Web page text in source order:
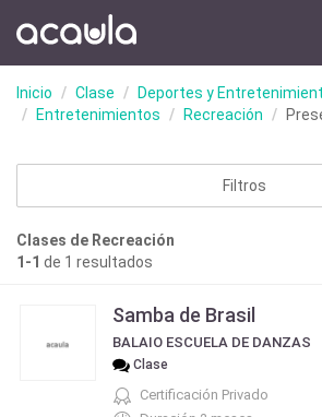
Inicio Clase
Deportes y
Entretenimientos
Recreación
Filtros
Clases de Recreación
1-1 de 1 resultados
Samba de Brasil
BALAIO ESCUELA DE DANZAS
Clase
Certificación Privado